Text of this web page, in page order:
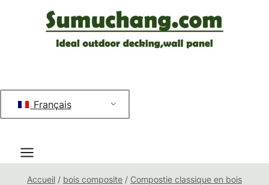
Français
Accueil / bois composite / Compostie classique en bois